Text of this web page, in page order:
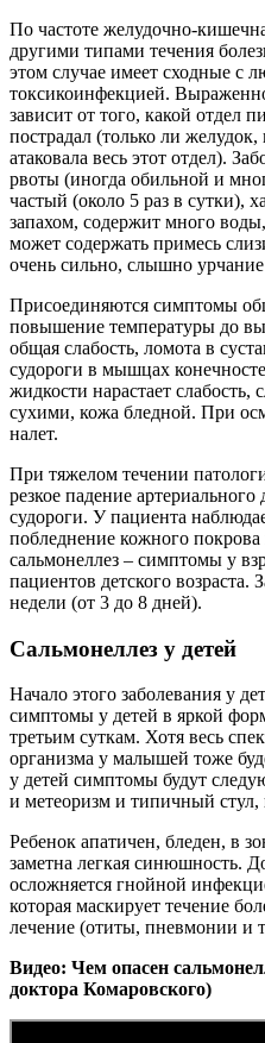
По частоте желудочно-
другими типами течения
этом случае имеет сходные с
токсикоинфекцией.
зависит от того, какой отдел
пострадал (только ли
атаковала весь этот отдел).
рвоты (иногда обильной и
частый (около 5 раз в сутки),
запахом, содержит много
может содержать примесь
очень сильно, слышно
Присоединяются симптомы
повышение температуры до
общая слабость, ломота в
судороги в мышцах
жидкости нарастает слабость,
сухими, кожа бледной. При
налет.
При тяжелом течении
резкое падение
судороги. У пациента
побледнение кожного покрова
сальмонеллез – симптомы у
пациентов детского возраста.
недели (от 3 до 8 дней).
Сальмонеллез у детей
Начало этого заболевания у
симптомы у детей в яркой
третьим суткам. Хотя весь
организма у малышей тоже
у детей симптомы будут
и метеоризм и типичный стул,
Ребенок апатичен, бледен, в
заметна легкая синюшность.
осложняется гнойной
которая маскирует течение
лечение (отиты, пневмонии и
Видео: Чем опасен
доктора Комаровского)